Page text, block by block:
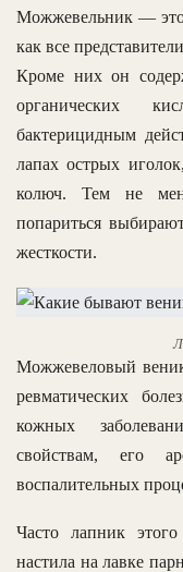
Можжевельник — это
как все
Кроме них он
органических
бактерицидным
лапах острых
колюч. Тем не
попариться
жесткости.
Можжевеловый
ревматических
кожных
свойствам, его
воспалительных
Часто лапник
настила на лавке